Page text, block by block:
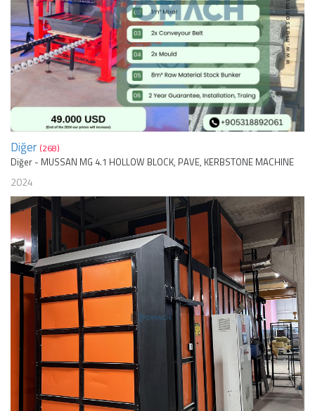
Diğer (268)
Diğer - MUSSAN MG 4.1 HOLLOW BLOCK, PAVE, KERBSTONE MACHINE
2024